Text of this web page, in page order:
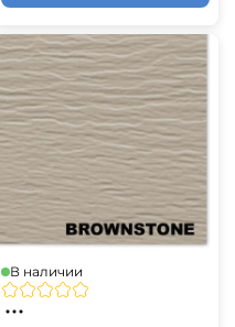
В наличии